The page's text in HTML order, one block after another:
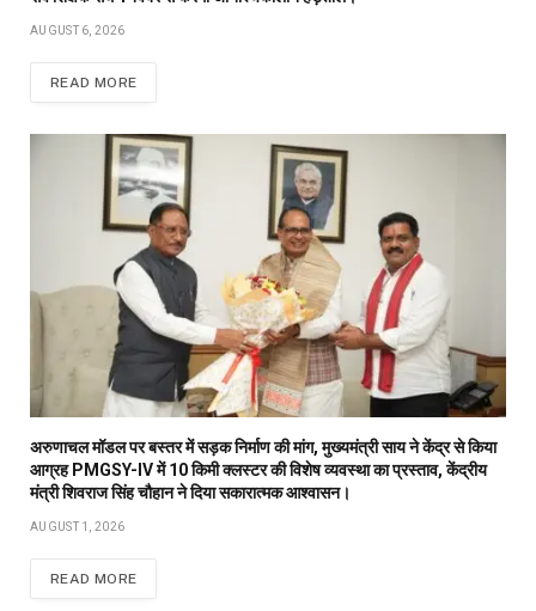
AUGUST 6, 2026
READ MORE
अरुणाचल मॉडल पर बस्तर में सड़क निर्माण की मांग, मुख्यमंत्री साय ने केंद्र से किया
आग्रह PMGSY-IV में 10 किमी क्लस्टर की विशेष व्यवस्था का प्रस्ताव, केंद्रीय
मंत्री शिवराज सिंह चौहान ने दिया सकारात्मक आश्वासन।
AUGUST 1, 2026
READ MORE